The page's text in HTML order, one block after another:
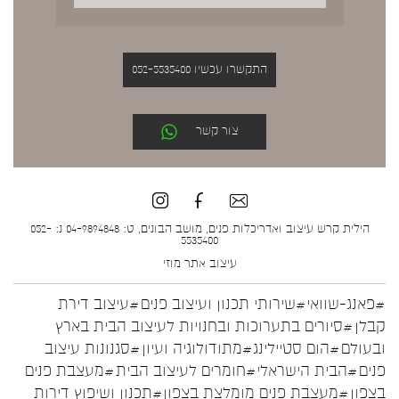
התקשרו עכשיו 052-5535400
צור קשר
הילית קרש עיצוב ואדריכלות פנים, מושב הבונים, ט: 04-9894848 נ: 052-
5535400
עיצוב אתר מוזי
#פאנג-שוואי#שירותי תכנון ועיצוב פנים#עיצוב דירת
קבלן #סיורים בתערוכות ובחנויות לעיצוב הבית בארץ
ובעולם#הום סטיילינג#מתודולוגיה ועיון #סגנונות עיצוב
פנים#הבית הישראלי#חומרים לעיצוב הבית#מעצבת פנים
בצפון #מעצבת פנים מומלצת בצפון#תכנון ושיפוץ דירות